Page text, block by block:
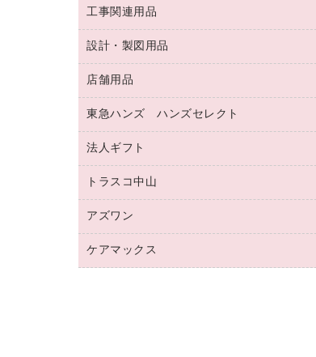
キッチン用品
食品添加物製品
ルーズリーフ
リングファイル
プレゼン用ファイル
ファイルボックス
パイプ式ファイル
その他ファイル
クリヤーホルダー
クリヤーブック（差替式）
クリヤーブック（固定式）
鉛筆
マーキングペン（油性）
マーキングペン（水性）
ボールペン（油性）
ボールペン（ゲルインク）
シャープペンシル用替芯
壁面／足元収納
備品／小物ケース
透明テープ 事務用
電話台
針なしステープラー
紙めくり
裁断機
使い捨て手袋
感染症対策用品
介護用品
医療関連用品
品）
教育関連用品
工事関連用品
工事関連用品
設計・製図用品
設計・製図用品
店舗用品
店舗運営用品
陳列什器
紙手提げ袋
レジ・ポリ袋
ディスプレイ用品
カウンター／お会計用品
東急ハンズ ハンズセレクト
東急ハンズ
法人ギフト
高島屋
高島屋（食品・飲料）
カウネットギフト（食品・飲料）
トラスコ中山
建築・作業用品
アズワン
医療・介護用品（食品・飲料・食添製
品）
ケアマックス